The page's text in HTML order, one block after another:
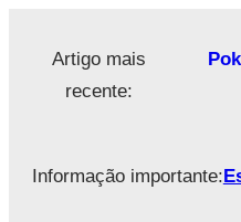
Artigo mais
recente:
Informação importante: